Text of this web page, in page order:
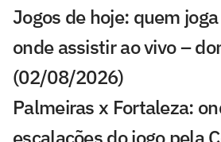
Jogos de hoje: quem
onde assistir ao vivo –
(02/08/2026)
Palmeiras x Fortaleza:
escalações do jogo pela